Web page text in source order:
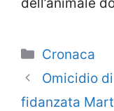
Categorie
Cronaca
Omicidio
fidanzata